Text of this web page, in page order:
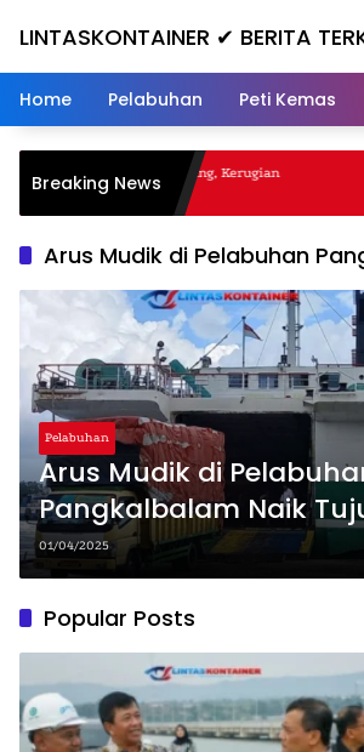
LINTASKONTAINER ✔ BERITA
KONTAINER TERBARU HARI INI
Home Pelabuhan Peti Kemas
Breaking News
Nanjak, Masuk ke Jurang, Kerugian
Arus Mudik di Pelabuhan
Pelabuhan
Arus Mudik di
Pangkalbalam Naik
01/04/2025
Popular Posts